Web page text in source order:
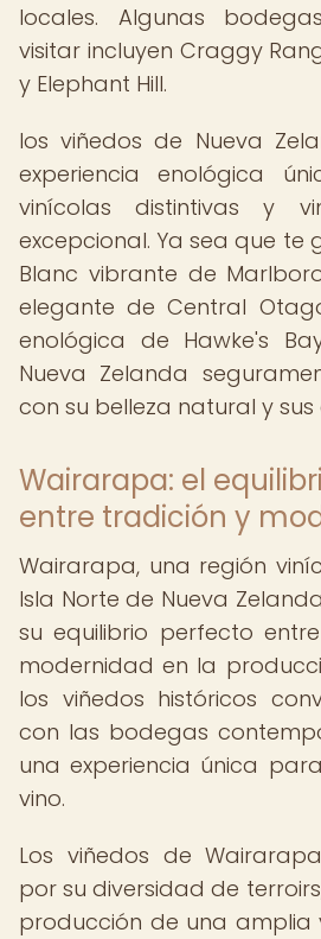
locales. Algunas
visitar incluyen Craggy
y Elephant Hill.
los viñedos de Nueva
experiencia enológica
vinícolas distintivas y
excepcional. Ya sea que te
Blanc vibrante de
elegante de Central
enológica de Hawke's
Nueva Zelanda
con su belleza natural y sus
Wairarapa: el
entre tradición y
Wairarapa, una región
Isla Norte de Nueva
su equilibrio perfecto
modernidad en la
los viñedos históricos
con las bodegas
una experiencia única
vino.
Los viñedos de
por su diversidad de
producción de una amplia